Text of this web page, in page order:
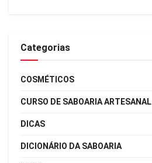
Categorias
COSMÉTICOS
CURSO DE SABOARIA ARTESANAL
DICAS
DICIONÁRIO DA SABOARIA